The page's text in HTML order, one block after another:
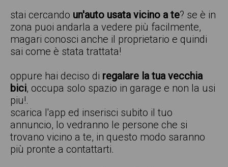
stai cercando un'auto usata vicino a te? se è in
zona puoi andarla a vedere più facilmente,
magari conosci anche il proprietario e quindi
sai come è stata trattata!
oppure hai deciso di regalare la tua vecchia
bici, occupa solo spazio in garage e non la usi
piu!.
scarica l'app ed inserisci subito il tuo
annuncio, lo vedranno le persone che si
trovano vicino a te, in questo modo saranno
più pronte a contattarti.